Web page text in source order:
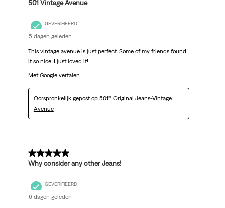
501 Vintage Avenue
GEVERIFIEERD
5 dagen geleden
This vintage avenue is just perfect. Some of my friends found
it so nice. I just loved it!
Met Google vertalen
Oorspronkelijk gepost op 501® Original Jeans-Vintage
Avenue
5 van 5 sterren.
Why consider any other Jeans!
GEVERIFIEERD
6 dagen geleden